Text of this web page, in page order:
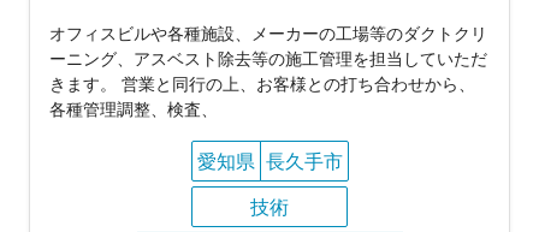
オフィスビルや各種施設、メーカーの工場等のダクトクリ
ーニング、アスベスト除去等の施工管理を担当していただ
きます。 営業と同行の上、お客様との打ち合わせから、
各種管理調整、検査、
愛知県 長久手市
技術